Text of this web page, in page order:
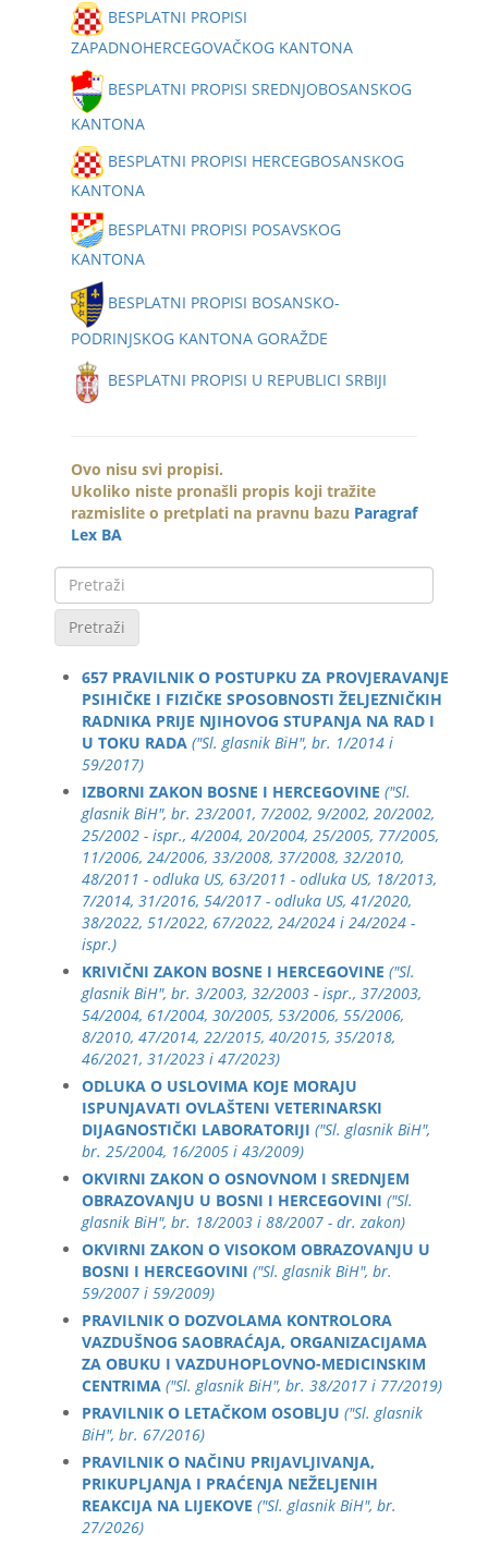
BESPLATNI PROPISI
ZAPADNOHERCEGOVAČKOG KANTONA
BESPLATNI PROPISI SREDNJOBOSANSKOG
KANTONA
BESPLATNI PROPISI HERCEGBOSANSKOG
KANTONA
BESPLATNI PROPISI POSAVSKOG
KANTONA
BESPLATNI PROPISI BOSANSKO-
PODRINJSKOG KANTONA GORAŽDE
BESPLATNI PROPISI U REPUBLICI SRBIJI
Ovo nisu svi propisi.
Ukoliko niste pronašli propis koji tražite
razmislite o pretplati na pravnu bazu Paragraf
Lex BA
Pretraži
657 PRAVILNIK O POSTUPKU ZA PROVJERAVANJE
PSIHIČKE I FIZIČKE SPOSOBNOSTI ŽELJEZNIČKIH
RADNIKA PRIJE NJIHOVOG STUPANJA NA RAD I
U TOKU RADA ("Sl. glasnik BiH", br. 1/2014 i
59/2017)
IZBORNI ZAKON BOSNE I HERCEGOVINE ("Sl.
glasnik BiH", br. 23/2001, 7/2002, 9/2002, 20/2002,
25/2002 - ispr., 4/2004, 20/2004, 25/2005, 77/2005,
11/2006, 24/2006, 33/2008, 37/2008, 32/2010,
48/2011 - odluka US, 63/2011 - odluka US, 18/2013,
7/2014, 31/2016, 54/2017 - odluka US, 41/2020,
38/2022, 51/2022, 67/2022, 24/2024 i 24/2024 -
ispr.)
KRIVIČNI ZAKON BOSNE I HERCEGOVINE ("Sl.
glasnik BiH", br. 3/2003, 32/2003 - ispr., 37/2003,
54/2004, 61/2004, 30/2005, 53/2006, 55/2006,
8/2010, 47/2014, 22/2015, 40/2015, 35/2018,
46/2021, 31/2023 i 47/2023)
ODLUKA O USLOVIMA KOJE MORAJU
ISPUNJAVATI OVLAŠTENI VETERINARSKI
DIJAGNOSTIČKI LABORATORIJI ("Sl. glasnik BiH",
br. 25/2004, 16/2005 i 43/2009)
OKVIRNI ZAKON O OSNOVNOM I SREDNJEM
OBRAZOVANJU U BOSNI I HERCEGOVINI ("Sl.
glasnik BiH", br. 18/2003 i 88/2007 - dr. zakon)
OKVIRNI ZAKON O VISOKOM OBRAZOVANJU U
BOSNI I HERCEGOVINI ("Sl. glasnik BiH", br.
59/2007 i 59/2009)
PRAVILNIK O DOZVOLAMA KONTROLORA
VAZDUŠNOG SAOBRAĆAJA, ORGANIZACIJAMA
ZA OBUKU I VAZDUHOPLOVNO-MEDICINSKIM
CENTRIMA ("Sl. glasnik BiH", br. 38/2017 i 77/2019)
PRAVILNIK O LETAČKOM OSOBLJU ("Sl. glasnik
BiH", br. 67/2016)
PRAVILNIK O NAČINU PRIJAVLJIVANJA,
PRIKUPLJANJA I PRAĆENJA NEŽELJENIH
REAKCIJA NA LIJEKOVE ("Sl. glasnik BiH", br.
27/2026)